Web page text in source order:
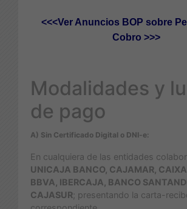
<<<Ver Anuncios BOP sobre
Cobro >>>
Modalidades y
de pago
A) Sin Certificado Digital o DNI-e:
En cualquiera de las entidades
UNICAJA BANCO, CAJAMAR,
BBVA, IBERCAJA, BANCO
CAJASUR; presentando la carta-